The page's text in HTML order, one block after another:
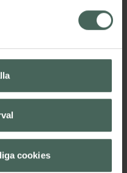
cookies